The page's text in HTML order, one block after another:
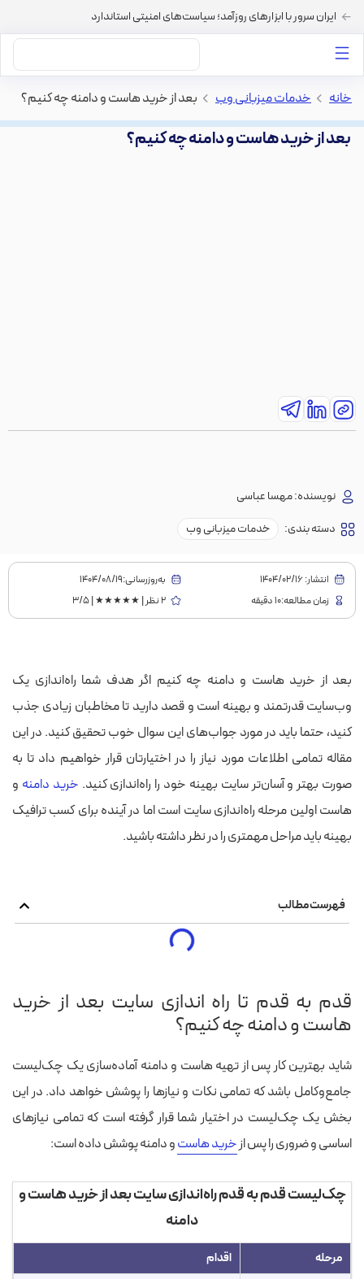
ایران سرور با ابزارهای روزآمد؛ سیاست‌های امنیتی استاندارد
خانه > خدمات میزبانی وب > بعد از خرید هاست و دامنه چه کنیم؟
بعد از خرید هاست و دامنه چه کنیم؟
نویسنده:مهسا عباسی
دسته بندی:
خدمات میزبانی وب
انتشار: 1404/02/16
به‌روز‌رسانی:۱۴۰۴/۰۸/۱۹
زمان مطالعه:10 دقیقه
2 نظر | ★★★★★ | 3/5
بعد از خرید هاست و دامنه چه کنیم اگر هدف شما راه‌اندازی یک
وب‌سایت قدرتمند و بهینه است و قصد دارید تا مخاطبان زیادی جذب
کنید، حتما باید در مورد جواب‌های این سوال خوب تحقیق کنید. در این
مقاله تمامی اطلاعات مورد نیاز را در اختیارتان قرار خواهیم داد تا به
صورت بهتر و آسان‌تر سایت بهینه خود را راه‌اندازی کنید. خرید دامنه و
هاست اولین مرحله راه‌اندازی سایت است اما در آینده برای کسب ترافیک
بهینه باید مراحل مهمتری را در نظر داشته باشید.
فهرست مطالب
قدم به قدم تا راه اندازی سایت بعد از خرید
هاست و دامنه چه کنیم؟
شاید بهترین کار پس از تهیه هاست و دامنه آماده‌سازی یک چک‌لیست
جامع‌وکامل باشد که تمامی نکات و نیازها را پوشش خواهد داد. در این
بخش یک چک‌لیست در اختیار شما قرار گرفته است که تمامی نیازهای
اساسی و ضروری را پس از خرید هاستو دامنه پوشش داده است:
چک‌لیست قدم به قدم راه‌اندازی سایت بعد از خرید هاست و
دامنه
مرحله
اقدام